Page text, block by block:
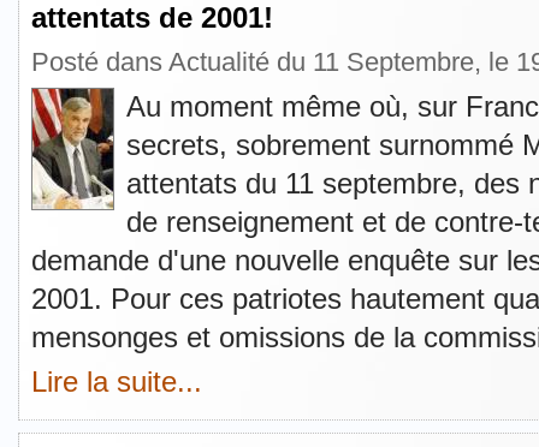
attentats de 2001!
Posté dans Actualité du 11 Septembre, le
Au moment même où, sur
secrets, sobrement surnommé
attentats du 11 septembre, des
de renseignement et de contre-
demande d'une nouvelle enquête sur
2001. Pour ces patriotes hautement
mensonges et omissions de la
Lire la suite...